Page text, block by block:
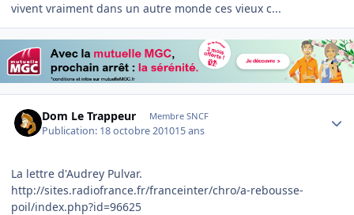
vivent vraiment dans un autre monde ces vieux c...
Dom Le Trappeur Membre SNCF
Publication: 18 octobre 201015 ans
La lettre d'Audrey Pulvar.
http://sites.radiofrance.fr/franceinter/chro/a-rebousse-
poil/index.php?id=96625